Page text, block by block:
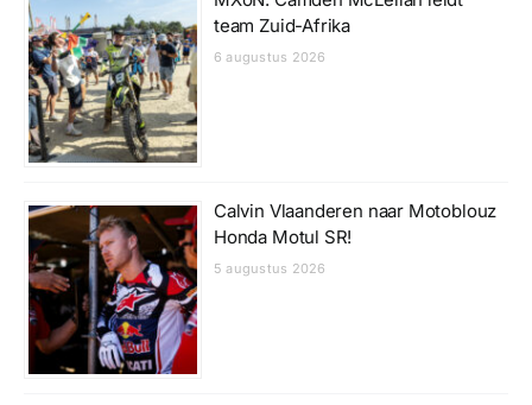
team Zuid-Afrika
6 augustus 2026
Calvin Vlaanderen naar Motoblouz
Honda Motul SR!
5 augustus 2026